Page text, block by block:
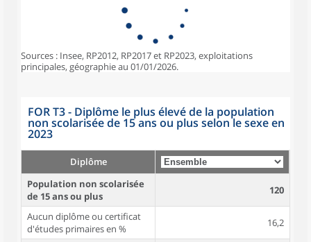
Sources : Insee, RP2012, RP2017 et RP2023, exploitations
principales, géographie au 01/01/2026.
FOR T3 - Diplôme le plus élevé de la population
non scolarisée de 15 ans ou plus selon le sexe en
2023
Diplôme
Population non scolarisée
de 15 ans ou plus
120
Aucun diplôme ou certificat
d'études primaires en %
16,2